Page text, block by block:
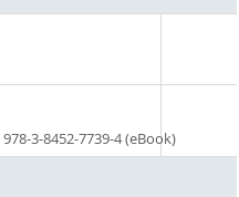
3-8452-7739-4 (eBook)